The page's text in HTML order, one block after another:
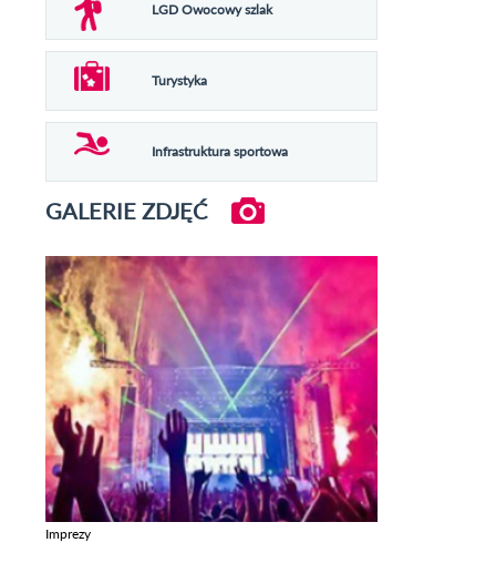
LGD Owocowy szlak
Turystyka
Infrastruktura sportowa
GALERIE ZDJĘĆ
Imprezy